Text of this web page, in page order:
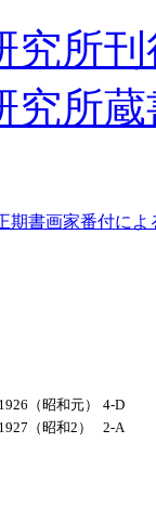
究所
究所
期書画家番付によ
1926（昭和元）
4-D
1927（昭和2） 2-A